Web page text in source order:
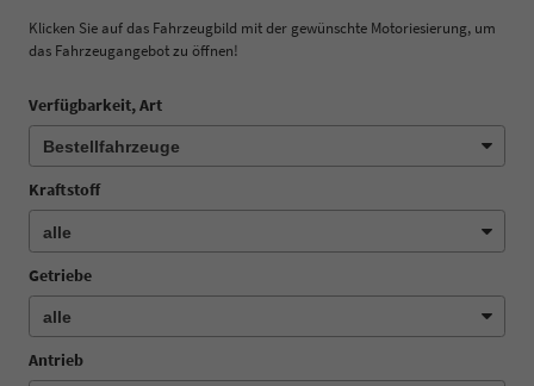
Klicken Sie auf das Fahrzeugbild mit der gewünschte Motoriesierung, um
das Fahrzeugangebot zu öffnen!
Verfügbarkeit, Art
Kraftstoff
Getriebe
Antrieb